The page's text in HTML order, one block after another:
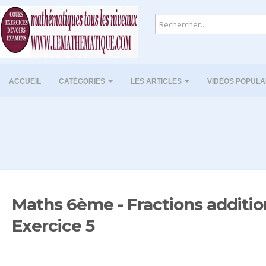
ACCUEIL CATÉGORIES LES ARTICLES VIDÉOS
Maths 6ème - Fractions
Exercice 5